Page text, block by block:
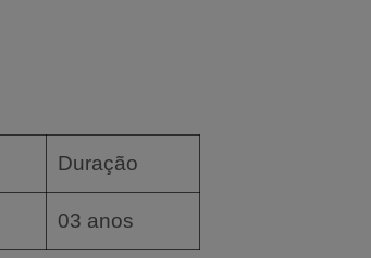
Duração
03 anos